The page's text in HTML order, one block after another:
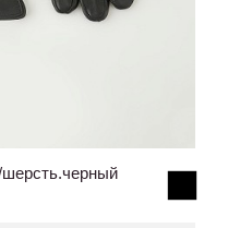
шерсть.черный